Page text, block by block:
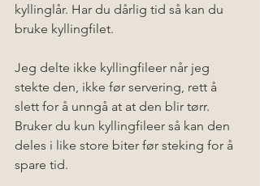
kyllinglår. Har du dårlig tid så kan du
bruke kyllingfilet.
Jeg delte ikke kyllingfileer når jeg
stekte den, ikke før servering, rett å
slett for å unngå at at den blir tørr.
Bruker du kun kyllingfileer så kan den
deles i like store biter før steking for å
spare tid.